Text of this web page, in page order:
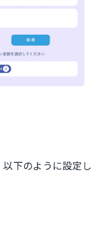
下のように設定し